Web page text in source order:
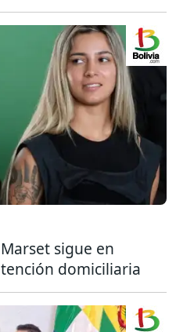
sigue en
domiciliaria